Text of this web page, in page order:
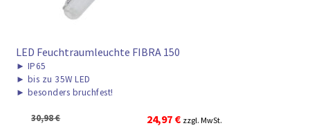
LED Feuchtraumleuchte FIBRA 150
► IP65
► bis zu 35W LED
► besonders bruchfest!
30,98€
Ursprünglicher
24,97 €Aktueller
zzgl. MwSt.